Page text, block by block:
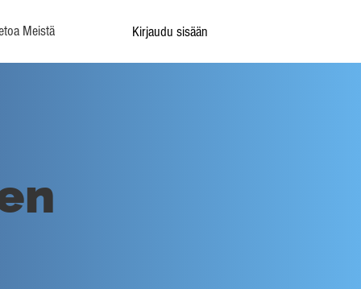
Meistä Kirjaudu sisään